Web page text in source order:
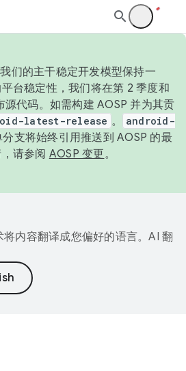
们的主干稳定开发模型保持一
台稳定性，我们将在第 2 季度和
源代码。如需构建 AOSP 并为其贡
latest-release 。
android-
分支将始终引用推送到 AOSP 的最
请参阅 AOSP 变更。
内容翻译成您偏好的语言。AI 翻